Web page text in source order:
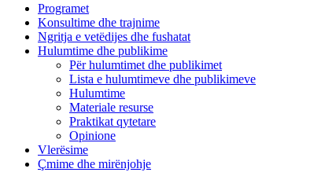
Programet
Konsultime dhe trajnime
Ngritja e vetëdijes dhe fushatat
Hulumtime dhe publikime
Për hulumtimet dhe publikimet
Lista e hulumtimeve dhe publikimeve
Hulumtime
Materiale resurse
Praktikat qytetare
Opinione
Vlerësime
Çmime dhe mirënjohje